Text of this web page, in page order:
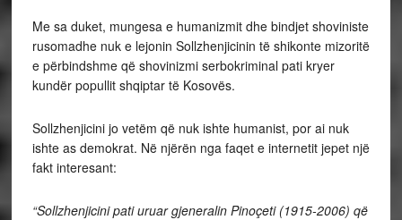
Me sa duket, mungesa e humanizmit dhe bindjet shoviniste
rusomadhe nuk e lejonin Sollzhenjicinin të shikonte mizoritë
e përbindshme që shovinizmi serbokriminal pati kryer
kundër popullit shqiptar të Kosovës.
Sollzhenjicini jo vetëm që nuk ishte humanist, por ai nuk
ishte as demokrat. Në njërën nga faqet e internetit jepet një
fakt interesant:
“Sollzhenjicini pati uruar gjeneralin Pinoçeti (1915-2006) që